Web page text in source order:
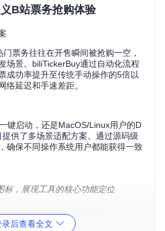
B站票务抢购体验
票务往往在开售瞬间被抢购一空，
场景。biliTickerBuy通过自动化流程
成功率提升至传统手动操作的5倍以
络延迟和手速差距。
键启动，还是MacOS/Linux用户的D
供了多场景适配方案。通过源码级
确保不同操作系统用户都能获得一致
标，展现工具的核心功能定位
引擎驱动高效抢票
录后查看全文